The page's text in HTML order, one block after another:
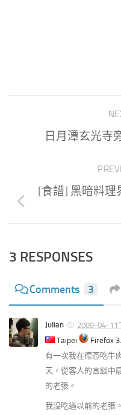
日月潭玄光寺
[食譜] 黑暗料理
3 RESPONSES
Comments 3
Julian
2009-04-11
Taipei
Firefox
有一次我在德忞吃牛
天，從客人的言談中
的老張。
我沒吃過以前的老張